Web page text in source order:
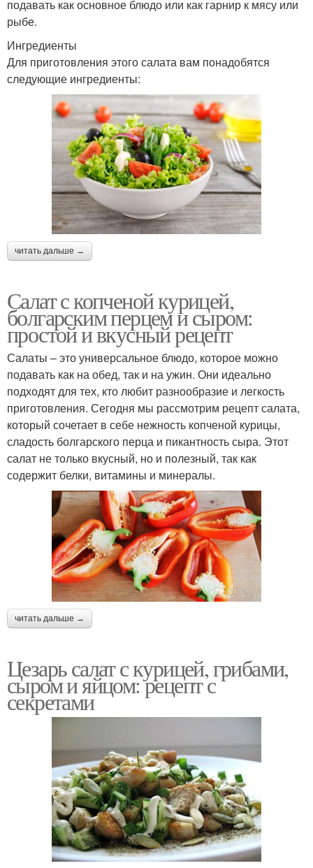
подавать как основное блюдо или как гарнир к мясу или
рыбе.
Ингредиенты
Для приготовления этого салата вам понадобятся
следующие ингредиенты:
читать дальше →
Салат с копченой курицей,
болгарским перцем и сыром:
простой и вкусный рецепт
Салаты – это универсальное блюдо, которое можно
подавать как на обед, так и на ужин. Они идеально
подходят для тех, кто любит разнообразие и легкость
приготовления. Сегодня мы рассмотрим рецепт салата,
который сочетает в себе нежность копченой курицы,
сладость болгарского перца и пикантность сыра. Этот
салат не только вкусный, но и полезный, так как
содержит белки, витамины и минералы.
читать дальше →
Цезарь салат с курицей, грибами,
сыром и яйцом: рецепт с
секретами